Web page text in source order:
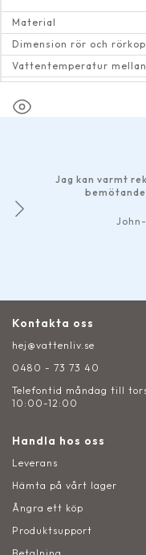
Material
Dimension rör och
Vattentemperatur mellan
Jag kan varmt
bemötande
Kontakta oss
hej@vattenliv.se
0480 - 73 73 40
Telefontid måndag till
10:00-12:00
Handla hos oss
Leverans
Hämta på vårt lager
Ångra ett köp
Produktsupport